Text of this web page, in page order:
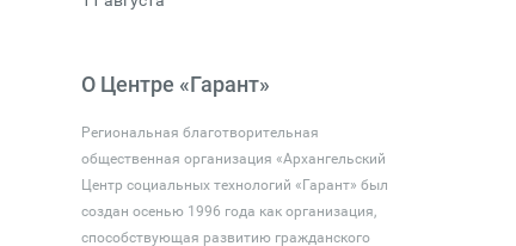
О Центре «Гарант»
Региональная благотворительная
общественная организация «Архангельский
Центр социальных технологий «Гарант» был
создан осенью 1996 года как организация,
способствующая развитию гражданского